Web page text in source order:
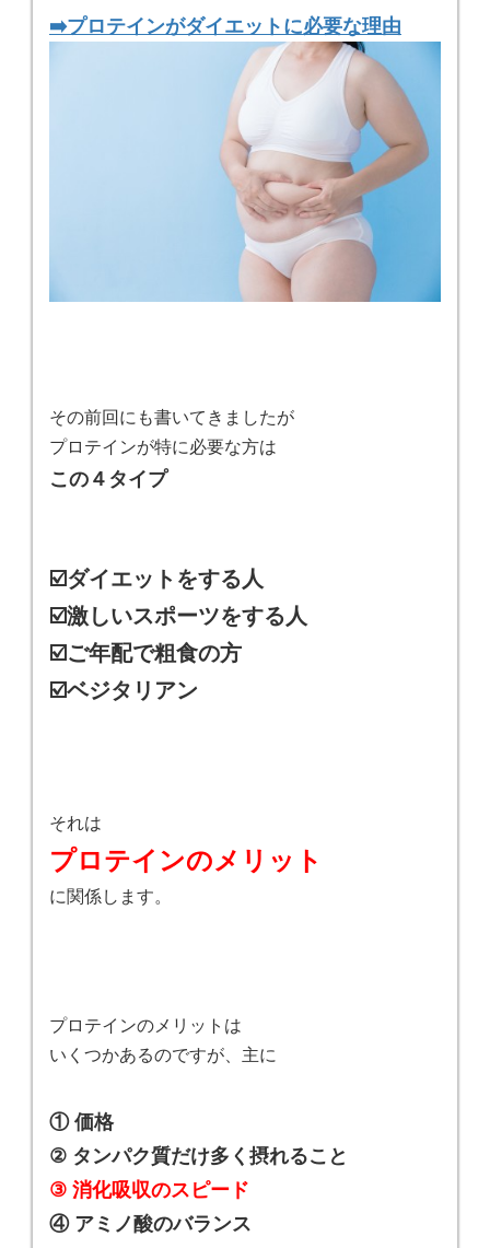
➡️プロテインがダイエットに必要な理由
その前回にも書いてきましたが
プロテインが特に必要な方は
この４タイプ
☑️ダイエットをする人
☑️激しいスポーツをする人
☑️ご年配で粗食の方
☑️ベジタリアン
それは
プロテインのメリット
に関係します。
プロテインのメリットは
いくつかあるのですが、主に
① 価格
② タンパク質だけ多く摂れること
③ 消化吸収のスピード
④ アミノ酸のバランス